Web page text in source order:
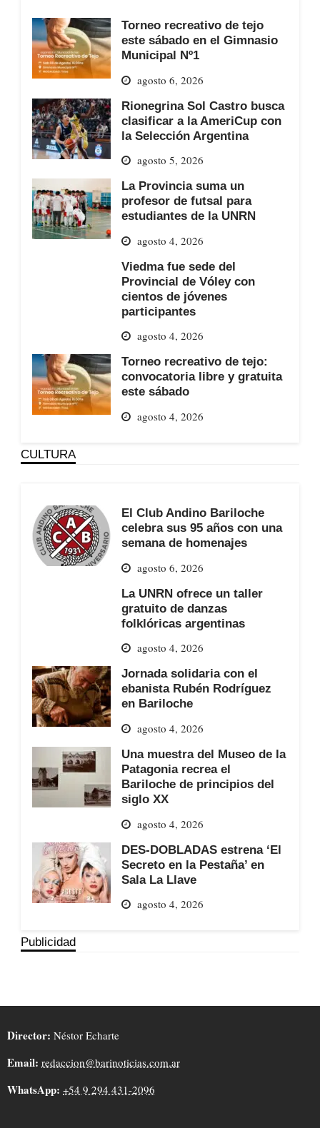
Torneo recreativo de tejo
este sábado en el Gimnasio
Municipal Nº1
agosto 6, 2026
Rionegrina Sol Castro busca
clasificar a la AmeriCup con
la Selección Argentina
agosto 5, 2026
La Provincia suma un
profesor de futsal para
estudiantes de la UNRN
agosto 4, 2026
Viedma fue sede del
Provincial de Vóley con
cientos de jóvenes
participantes
agosto 4, 2026
Torneo recreativo de tejo:
convocatoria libre y gratuita
este sábado
agosto 4, 2026
CULTURA
El Club Andino Bariloche
celebra sus 95 años con una
semana de homenajes
agosto 6, 2026
La UNRN ofrece un taller
gratuito de danzas
folklóricas argentinas
agosto 4, 2026
Jornada solidaria con el
ebanista Rubén Rodríguez
en Bariloche
agosto 4, 2026
Una muestra del Museo de la
Patagonia recrea el
Bariloche de principios del
siglo XX
agosto 4, 2026
DES-DOBLADAS estrena ‘El
Secreto en la Pestaña’ en
Sala La Llave
agosto 4, 2026
Publicidad
Director: Néstor Echarte
Email: redaccion@barinoticias.com.ar
WhatsApp: +54 9 294 431-2096